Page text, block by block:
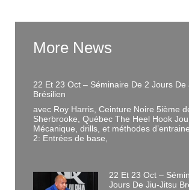
More News
22 Et 23 Oct – Séminaire De 2 Jours De
Brésilien
avec Roy Harris, Ceinture Noire 5ième
Sherbrooke, Québec The Heel Hook
Mécanique, drills, et méthodes
2: Entrées de base,
22 Et 23 Oct –
Jours De Jiu-Jitsu